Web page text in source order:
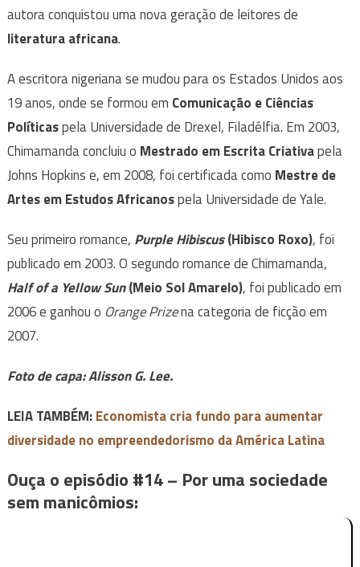
autora conquistou uma nova geração de leitores de
literatura africana.
A escritora nigeriana se mudou para os Estados Unidos aos
19 anos, onde se formou em Comunicação e Ciências
Políticaspela Universidade de Drexel, Filadélfia. Em 2003,
Chimamanda concluiu o Mestrado em Escrita Criativapela
Johns Hopkins e, em 2008, foi certificada como Mestre de
Artes em Estudos Africanospela Universidade de Yale.
Seu primeiro romance, Purple Hibiscus(Hibisco Roxo), foi
publicado em 2003. O segundo romance de Chimamanda,
Half of a Yellow Sun(Meio Sol Amarelo), foi publicado em
2006 e ganhou o Orange Prizena categoria de ficção em
2007.
Foto de capa: Alisson G. Lee.
LEIA TAMBÉM:Economista cria fundo para aumentar
diversidade no empreendedorismo da América Latina
Ouça o episódio #14 – Por uma sociedade
sem manicômios: